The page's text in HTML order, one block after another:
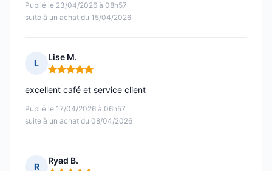
Publié le 23/04/2026 à 08h57
suite à un achat du 15/04/2026
L
Lise M.
Note : 5 sur 5
Publié le 17/04/2026 à 06h57
suite à un achat du 08/04/2026
excellent café et service client
R
Ryad B.